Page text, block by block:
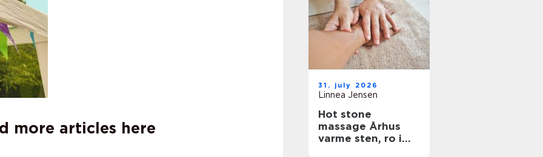
more articles here
31. july 2026
Linnea Jensen
Hot stone
massage Århus
varme sten, ro i